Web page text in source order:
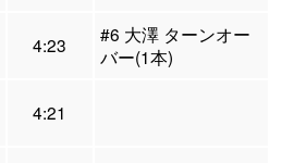
4:23
#6 大澤 ターンオー
バー(1本)
4:21